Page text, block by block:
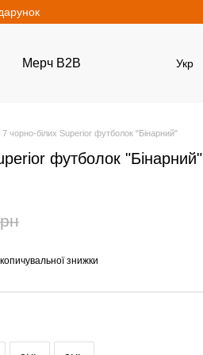
Мерч B2B Укр
7 чорно-білих Superior футболок "Бінарний"
футболок "Бінарний"
знижки